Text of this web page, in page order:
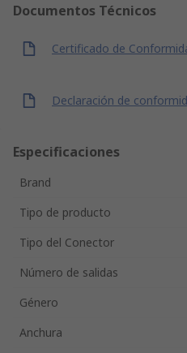
Documentos Técnicos
Certificado de
Declaración de
Especificaciones
Brand
Tipo de producto
Tipo del Conector
Número de salidas
Género
Anchura